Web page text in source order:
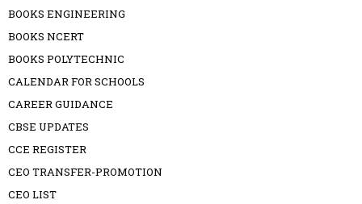
BOOKS ENGINEERING
BOOKS NCERT
BOOKS POLYTECHNIC
CALENDAR FOR SCHOOLS
CAREER GUIDANCE
CBSE UPDATES
CCE REGISTER
CEO TRANSFER-PROMOTION
CEO LIST